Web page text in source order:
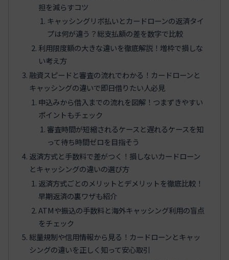
担を減らすコツ
キャッシングリボ払いとカードローンの返済タイ
プは何が違う？総支払額の差を数字で比較
利用限度額の大きな違いを徹底解説！増枠で損しな
い考え方
融資スピードと審査の流れでわかる！カードローンと
キャッシングの違いで即日借りたい人必見
申込みから借入までの流れを図解！つまずきやすい
ポイントもチェック
審査時間が短縮されるケースと遅れるケースを知
って待ち時間ゼロを目指そう
返済方式と手数料で差がつく！損しないカードローン
とキャッシングの違いの選び方
返済方式ごとのメリットとデメリットを徹底比較！
早期返済の裏ワザも紹介
ATMや振込の手数料と海外キャッシング利用の盲点
をチェック
総量規制や信用情報から見る！カードローンとキャッ
シングの違いを正しく知って安心取引